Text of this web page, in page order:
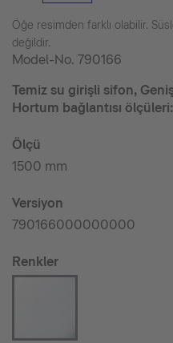
Öğe resimden farklı olabilir.
değildir.
Model-No. 790166
Temiz su girişli sifon,
Hortum bağlantısı
Ölçü
1500 mm
Versiyon
790166000000000
Renkler